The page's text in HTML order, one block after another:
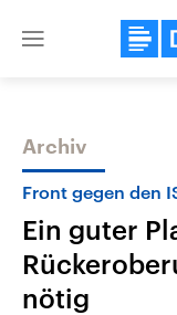
Close
Themen
Archiv
Front gegen den
Ein guter
nötig